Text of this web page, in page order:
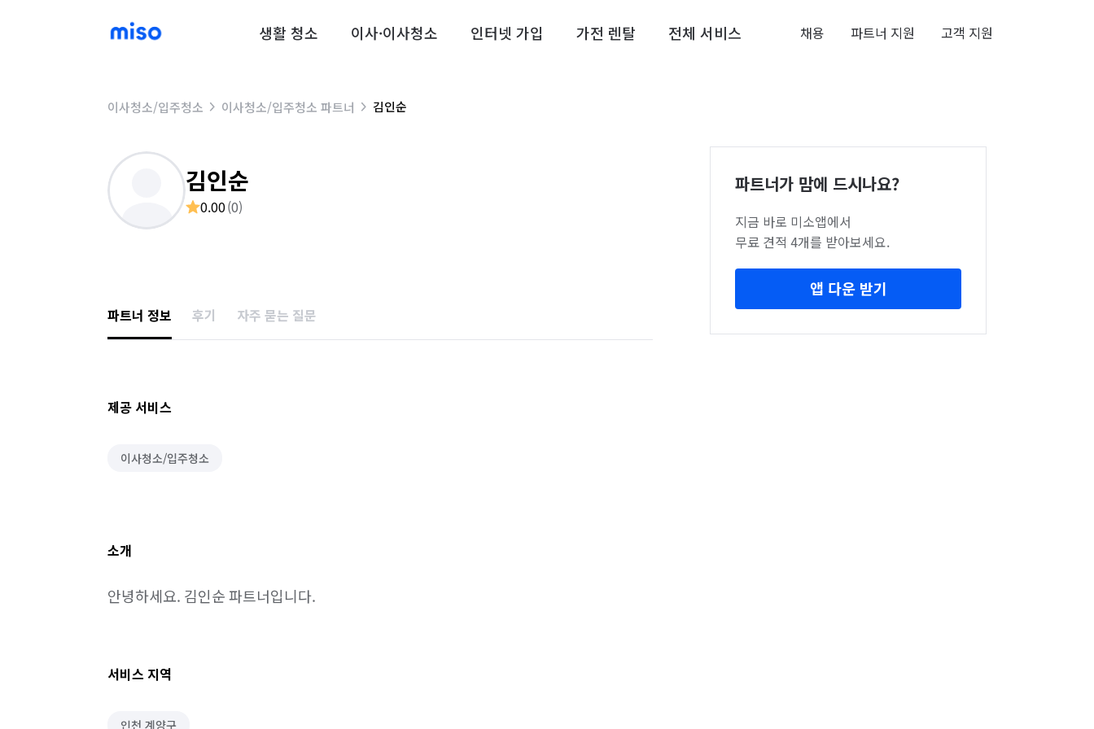
생활 청소 이사·이사청소 인터넷 가입 가전 렌탈 전체 서비스 채용 파트너 지원 고객 지원
이사청소/입주청소 이사청소/입주청소 파트너 김인순
김인순
0.00(0)
파트너 정보 후기 자주 묻는 질문
제공 서비스
이사청소/입주청소
소개
안녕하세요. 김인순 파트너입니다.
서비스 지역
인천 계양구
파트너가 맘에 드시나요?
지금 바로 미소앱에서
무료 견적 4개를 받아보세요.
앱 다운 받기